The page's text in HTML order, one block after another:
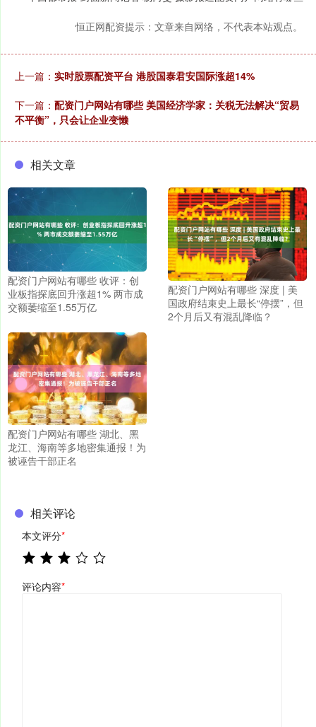
恒正网配资提示：文章来自网络，不代表本站观点。
上一篇： 实时股票配资平台 港股国泰君安国际涨超14%
下一篇： 配资门户网站有哪些 美国经济学家：关税无法解决“贸易
不平衡”，只会让企业变懒
相关文章
配资门户网站有哪些 收评：创
业板指探底回升涨超1% 两市成
交额萎缩至1.55万亿
配资门户网站有哪些 深度 | 美
国政府结束史上最长“停摆”，但
2个月后又有混乱降临？
配资门户网站有哪些 湖北、黑
龙江、海南等多地密集通报！为
被诬告干部正名
相关评论
本文评分*
评论内容*